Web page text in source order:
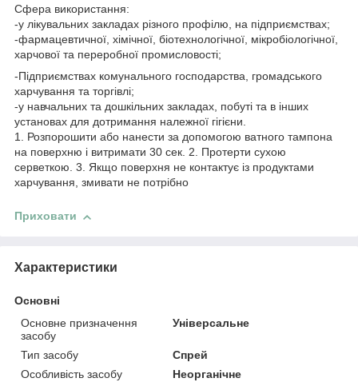
Сфера використання:
-у лікувальних закладах різного профілю, на підприємствах;
-фармацевтичної, хімічної, біотехнологічної, мікробіологічної,
харчової та переробної промисловості;
-Підприємствах комунального господарства, громадського
харчування та торгівлі;
-у навчальних та дошкільних закладах, побуті та в інших
установах для дотримання належної гігієни.
1. Розпорошити або нанести за допомогою ватного тампона
на поверхню і витримати 30 сек. 2. Протерти сухою
серветкою. 3. Якщо поверхня не контактує із продуктами
харчування, змивати не потрібно
Приховати
Характеристики
Основні
Основне призначення
засобу
Універсальне
Тип засобу
Спрей
Особливість засобу
Неорганічне